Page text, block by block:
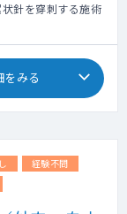
針を穿刺する施術
をみる
経験不問